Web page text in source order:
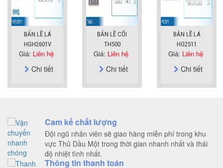
BẢN LỀ LÁ
HGH2601V
Giá: Liên hệ
Chi tiết
BẢN LỀ CỐI
TH500
Giá: Liên hệ
Chi tiết
BẢN LỀ LÁ
HG2511
Giá: Liên hệ
Chi tiết
Cam kế chất lượng
Đội ngũ nhân viên sẽ giao hàng miễn phí trong khu
vực Thủ Dầu Một trong thời gian nhanh nhất và thái
độ nhiệt tình nhất.
Thông tin thanh toán